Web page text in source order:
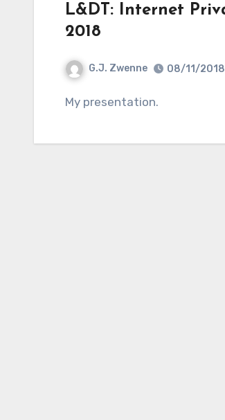
L&DT: Internet
2018
G.J. Zwenne 08/11/2018
My presentation.